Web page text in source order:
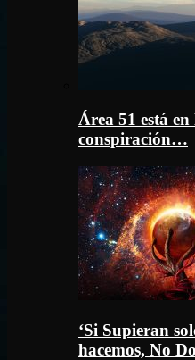
Área 51 está
conspiración…
‘Si Supieran
hacemos, No